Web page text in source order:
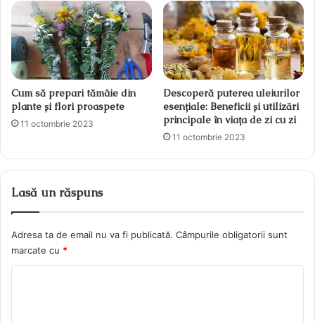
Cum să prepari tămâie din
plante și flori proaspete
11 octombrie 2023
Descoperă puterea uleiurilor
esențiale: Beneficii și utilizări
principale în viața de zi cu zi
11 octombrie 2023
Lasă un răspuns
Adresa ta de email nu va fi publicată. Câmpurile obligatorii sunt
marcate cu *